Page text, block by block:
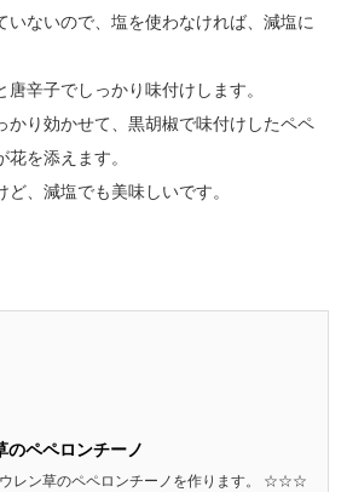
いないので、塩を使わなければ、減塩に
辛子でしっかり味付けします。
かり効かせて、黒胡椒で味付けしたペペ
を添えます。
、減塩でも美味しいです。
のペペロンチーノ
レン草のペペロンチーノを作ります。 ☆☆☆